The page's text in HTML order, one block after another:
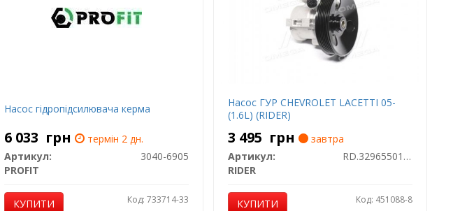
Насос гідропідсилювача керма
6 033 грн
термін 2 дн.
Артикул:
3040-6905
PROFIT
КУПИТИ Код: 733714-33
Насос ГУР CHEVROLET LACETTI 05-
(1.6L) (RIDER)
3 495 грн
завтра
Артикул:
RD.3296550113
RIDER
КУПИТИ Код: 451088-8